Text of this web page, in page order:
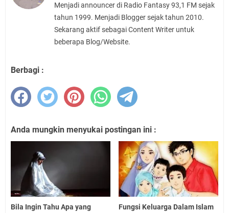
Menjadi announcer di Radio Fantasy 93,1 FM sejak
tahun 1999. Menjadi Blogger sejak tahun 2010.
Sekarang aktif sebagai Content Writer untuk
beberapa Blog/Website.
Berbagi :
Anda mungkin menyukai postingan ini :
Bila Ingin Tahu Apa yang
Fungsi Keluarga Dalam Islam